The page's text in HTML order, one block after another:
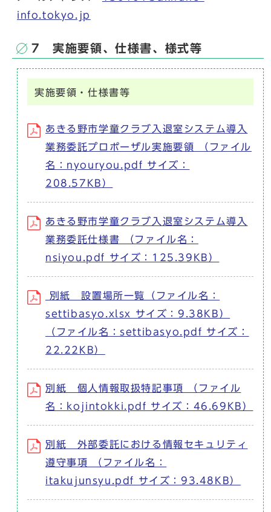
info.tokyo.jp
7 実施要領、仕様書、様式等
実施要領・仕様書等
あきる野市学童クラブ入退室システム導入
業務委託プロポーザル実施要領 （ファイル
名：nyouryou.pdf サイズ：
208.57KB）
あきる野市学童クラブ入退室システム導入
業務委託仕様書 （ファイル名：
nsiyou.pdf サイズ：125.39KB）
別紙 設置場所一覧（ファイル名：
settibasyo.xlsx サイズ：9.38KB）
（ファイル名：settibasyo.pdf サイズ：
22.22KB）
別紙 個人情報取扱特記事項 （ファイル
名：kojintokki.pdf サイズ：46.69KB）
別紙 外部委託における情報セキュリティ
遵守事項 （ファイル名：
itakujunsyu.pdf サイズ：93.48KB）